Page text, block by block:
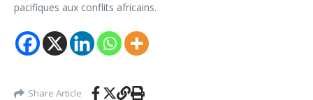
pacifiques aux conflits africains.
Share Article